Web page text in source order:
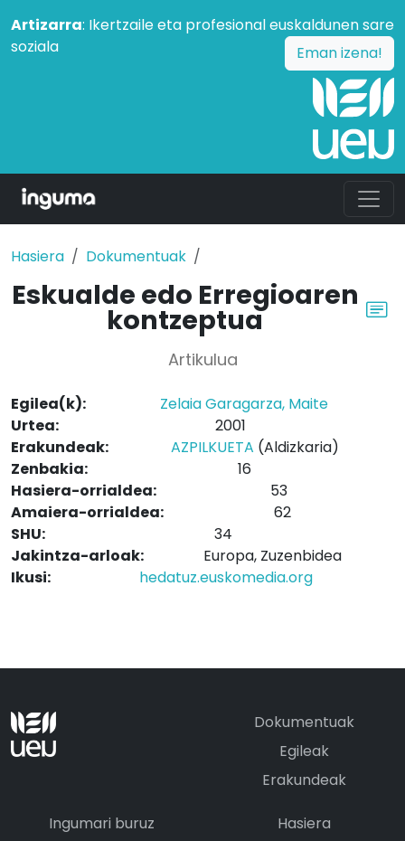
Artizarra: Ikertzaile eta profesional euskaldunen sare
soziala
Eman izena!
Hasiera Dokumentuak
Eskualde edo Erregioaren
kontzeptua
Artikulua
Egilea(k):
Zelaia Garagarza, Maite
Urtea:
2001
Erakundeak:
AZPILKUETA (Aldizkaria)
Zenbakia:
16
Hasiera-orrialdea:
53
Amaiera-orrialdea:
62
SHU:
34
Jakintza-arloak:
Europa, Zuzenbidea
Ikusi:
hedatuz.euskomedia.org
Dokumentuak
Egileak
Erakundeak
Ingumari buruz
Hasiera